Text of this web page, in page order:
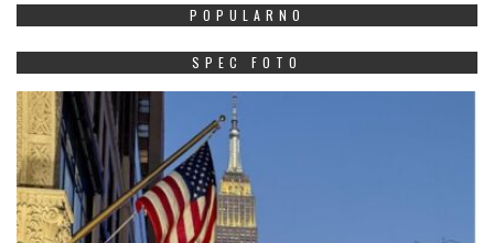
POPULARNO
SPEC FOTO